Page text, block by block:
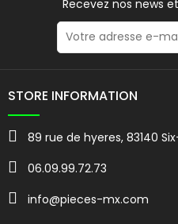
Recevez nos news
STORE INFORMATION
89 rue de hyeres, 83140
06.09.99.72.73
info@pieces-mx.com